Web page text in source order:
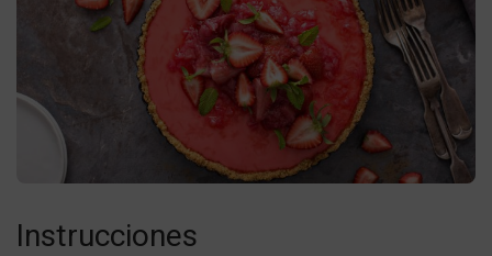
Instrucciones